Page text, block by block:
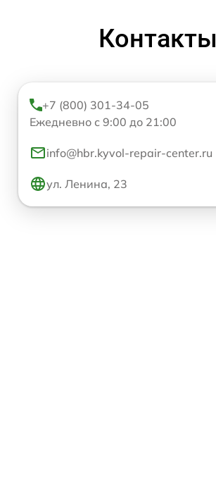
Контакты
+7 (800) 301-34-05
Ежедневно с 9:00 до 21:00
info@hbr.kyvol-repair-center.ru
ул. Ленина, 23